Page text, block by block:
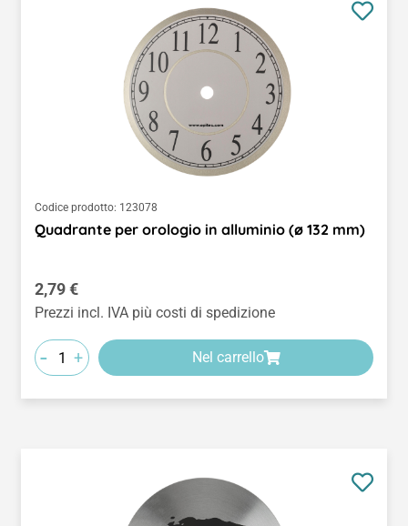
Codice prodotto: 123078
Quadrante per orologio in alluminio (ø 132 mm)
Prezzo normale:
2,79 €
Prezzi incl. IVA più costi di spedizione
- + Nel carrello